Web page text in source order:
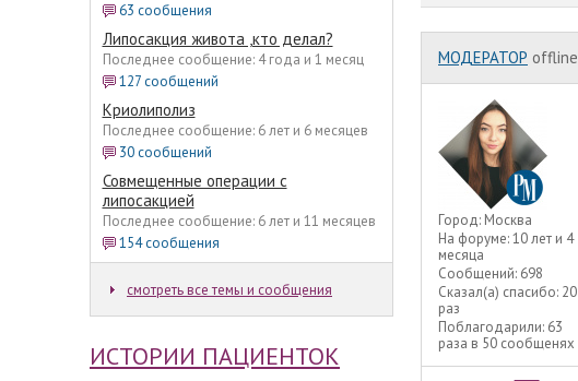
63 сообщения
Липосакция живота ,кто делал?
Последнее сообщение: 4 года и 1 месяц
127 сообщений
Криолиполиз
Последнее сообщение: 6 лет и 6 месяцев
30 сообщений
Совмещенные операции с
липосакцией
Последнее сообщение: 6 лет и 11 месяцев
154 сообщения
смотреть все темы и сообщения
ИСТОРИИ ПАЦИЕНТОК
МОДЕРАТОР offline
Город: Москва
На форуме:10 лет и 4
месяца
Сообщений: 698
Сказал(а) спасибо: 20
раз
Поблагодарили: 63
раза в 50 сообщенях